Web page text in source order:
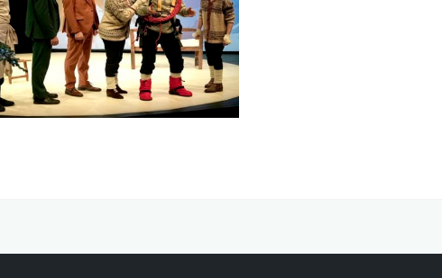
Date :
Jeudi 29 avril
2027